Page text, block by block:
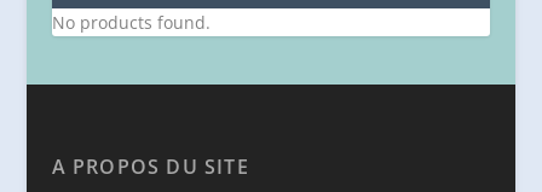
No products found.
A PROPOS DU SITE